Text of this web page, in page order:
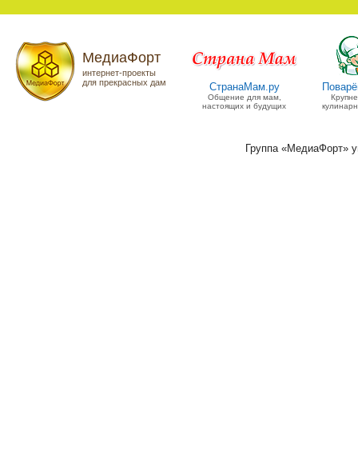
МедиаФорт
интернет-проекты
для прекрасных дам
СтранаМам.ру
Общение для мам,
настоящих и будущих
Группа «МедиаФорт»